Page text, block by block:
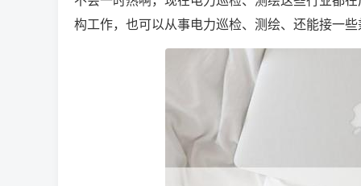
构工作，也可以从事电力巡检、测绘、还能接一